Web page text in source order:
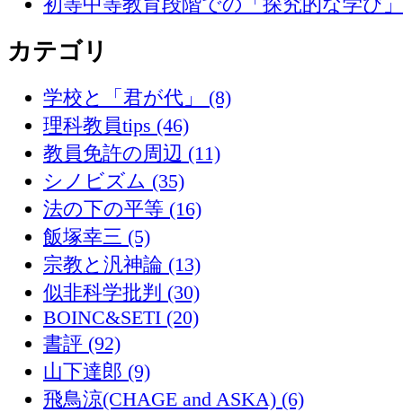
カテゴリ
学校と「君が代」 (8)
理科教員tips (46)
教員免許の周辺 (11)
シノビズム (35)
法の下の平等 (16)
飯塚幸三 (5)
宗教と汎神論 (13)
似非科学批判 (30)
BOINC&SETI (20)
書評 (92)
山下達郎 (9)
飛鳥涼(CHAGE and ASKA) (6)